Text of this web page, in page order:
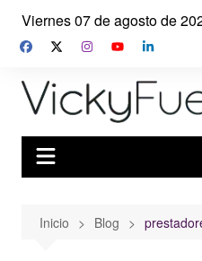
Saltar
contenido
Viernes 07 de agosto de
Inicio Blog